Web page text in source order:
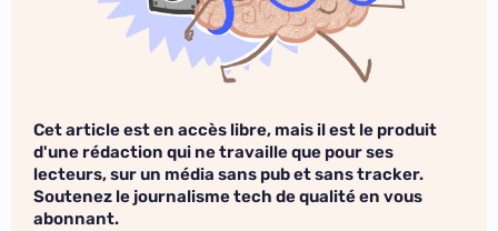
Cet article est en accès libre, mais il est le produit
d'une rédaction qui ne travaille que pour ses
lecteurs, sur un média sans pub et sans tracker.
Soutenez le journalisme tech de qualité en vous
abonnant.